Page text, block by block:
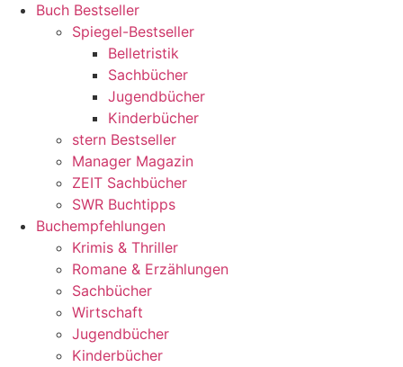
Buch Bestseller
Spiegel-Bestseller
Belletristik
Sachbücher
Jugendbücher
Kinderbücher
stern Bestseller
Manager Magazin
ZEIT Sachbücher
SWR Buchtipps
Buchempfehlungen
Krimis & Thriller
Romane & Erzählungen
Sachbücher
Wirtschaft
Jugendbücher
Kinderbücher